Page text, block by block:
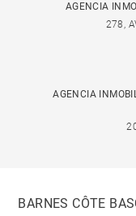
AGENCIA
278,
AGENCIA
BARNES CÔTE